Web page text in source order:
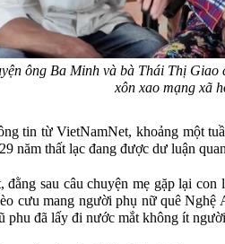
ông Ba Minh và bà Thái Thị Giao
xôn xao mạng xã
tin từ VietNamNet, khoảng một
năm thất lạc đang được dư luận
đằng sau câu chuyện mẹ gặp lại
cưu mang người phụ nữ quê Nghệ
phu đã lấy đi nước mắt không ít